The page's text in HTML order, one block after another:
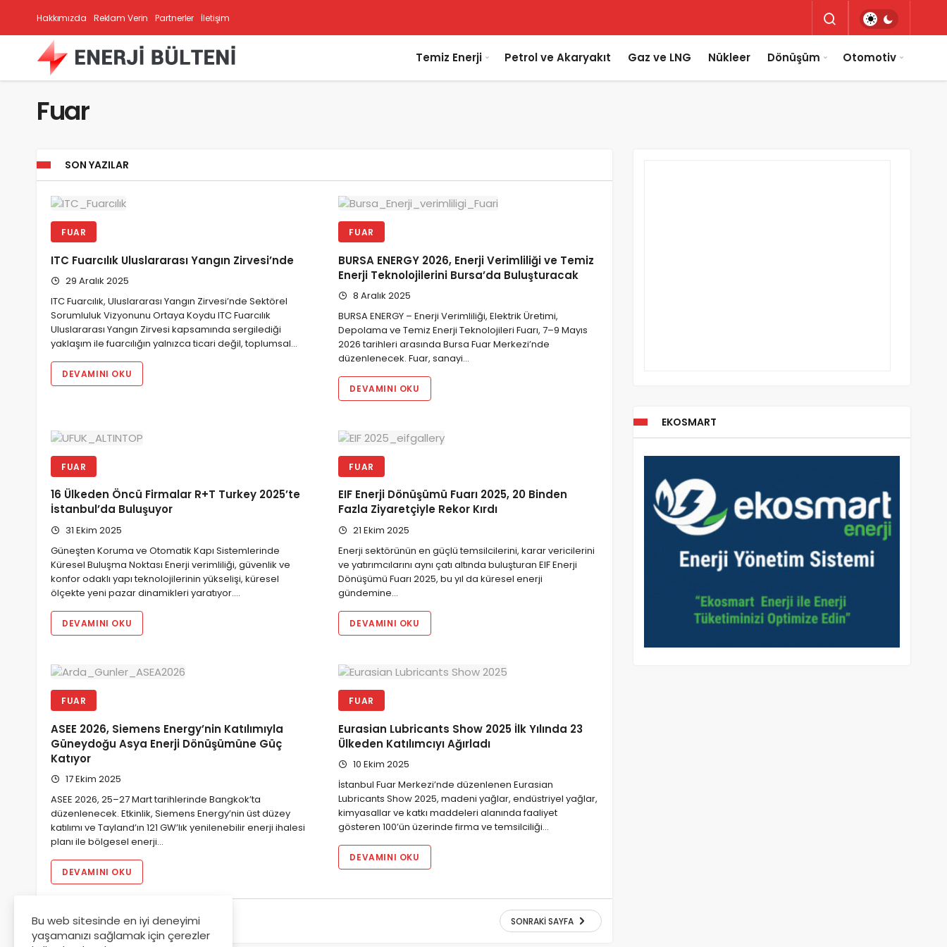
Hakkımızda Reklam Verin Partnerler İletişim
Temiz Enerji Petrol ve Akaryakıt Gaz ve LNG Nükleer Dönüşüm Otomotiv
Fuar
SON YAZILAR
FUAR
ITC Fuarcılık Uluslararası Yangın Zirvesi’nde
29 Aralık 2025
ITC Fuarcılık, Uluslararası Yangın Zirvesi’nde Sektörel
Sorumluluk Vizyonunu Ortaya Koydu ITC Fuarcılık
Uluslararası Yangın Zirvesi kapsamında sergilediği
yaklaşım ile fuarcılığın yalnızca ticari değil, toplumsal…
DEVAMINI OKU
FUAR
BURSA ENERGY 2026, Enerji Verimliliği ve Temiz
Enerji Teknolojilerini Bursa’da Buluşturacak
8 Aralık 2025
BURSA ENERGY – Enerji Verimliliği, Elektrik Üretimi,
Depolama ve Temiz Enerji Teknolojileri Fuarı, 7–9 Mayıs
2026 tarihleri arasında Bursa Fuar Merkezi’nde
düzenlenecek. Fuar, sanayi…
DEVAMINI OKU
FUAR
16 Ülkeden Öncü Firmalar R+T Turkey 2025’te
İstanbul’da Buluşuyor
31 Ekim 2025
Güneşten Koruma ve Otomatik Kapı Sistemlerinde
Küresel Buluşma Noktası Enerji verimliliği, güvenlik ve
konfor odaklı yapı teknolojilerinin yükselişi, küresel
ölçekte yeni pazar dinamikleri yaratıyor.…
DEVAMINI OKU
FUAR
EIF Enerji Dönüşümü Fuarı 2025, 20 Binden
Fazla Ziyaretçiyle Rekor Kırdı
21 Ekim 2025
Enerji sektörünün en güçlü temsilcilerini, karar vericilerini
ve yatırımcılarını aynı çatı altında buluşturan EIF Enerji
Dönüşümü Fuarı 2025, bu yıl da küresel enerji
gündemine…
DEVAMINI OKU
FUAR
ASEE 2026, Siemens Energy’nin Katılımıyla
Güneydoğu Asya Enerji Dönüşümüne Güç
Katıyor
17 Ekim 2025
ASEE 2026, 25–27 Mart tarihlerinde Bangkok’ta
düzenlenecek. Etkinlik, Siemens Energy’nin üst düzey
katılımı ve Tayland’ın 121 GW’lık yenilenebilir enerji ihalesi
planı ile bölgesel enerji…
DEVAMINI OKU
FUAR
Eurasian Lubricants Show 2025 İlk Yılında 23
Ülkeden Katılımcıyı Ağırladı
10 Ekim 2025
İstanbul Fuar Merkezi’nde düzenlenen Eurasian
Lubricants Show 2025, madeni yağlar, endüstriyel yağlar,
kimyasallar ve katkı maddeleri alanında faaliyet
gösteren 100’ün üzerinde firma ve temsilciliği…
DEVAMINI OKU
1 2 3 SONRAKI SAYFA
EKOSMART
Bu web sitesinde en iyi deneyimi
yaşamanızı sağlamak için çerezler